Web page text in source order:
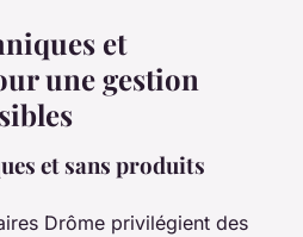
et
une gestion
et sans produits
Drôme privilégient des